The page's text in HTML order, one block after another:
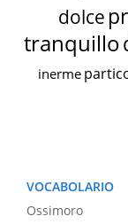
dolce
tranquillo
inerme
VOCABOLARIO
Ossimoro